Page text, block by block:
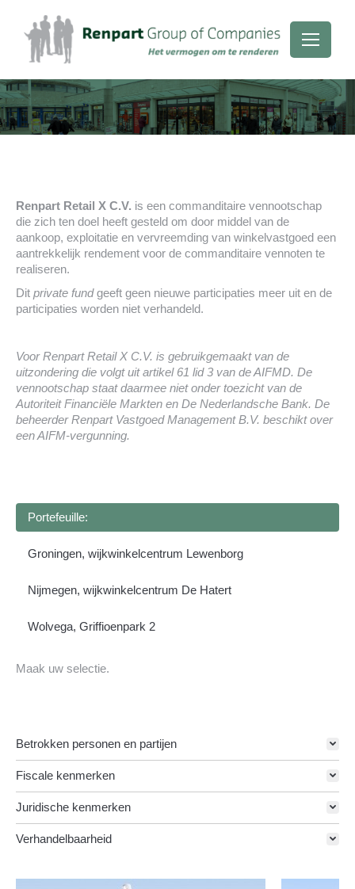
Je bent hier:
Renpart Retail X C.V. is een commanditaire vennootschap
die zich ten doel heeft gesteld om door middel van de
aankoop, exploitatie en vervreemding van winkelvastgoed een
aantrekkelijk rendement voor de commanditaire vennoten te
realiseren.
Dit private fundgeeft geen nieuwe participaties meer uit en de
participaties worden niet verhandeld.
Voor Renpart Retail X C.V. is gebruikgemaakt van de
uitzondering die volgt uit artikel 61 lid 3 van de AIFMD. De
vennootschap staat daarmee niet onder toezicht van de
Autoriteit Financiële Markten en De Nederlandsche Bank. De
beheerder Renpart Vastgoed Management B.V. beschikt over
een AIFM-vergunning.
Portefeuille:
Groningen, wijkwinkelcentrum Lewenborg
Nijmegen, wijkwinkelcentrum De Hatert
Wolvega, Griffioenpark 2
Maak uw selectie.
Betrokken personen en partijen
Fiscale kenmerken
Juridische kenmerken
Verhandelbaarheid